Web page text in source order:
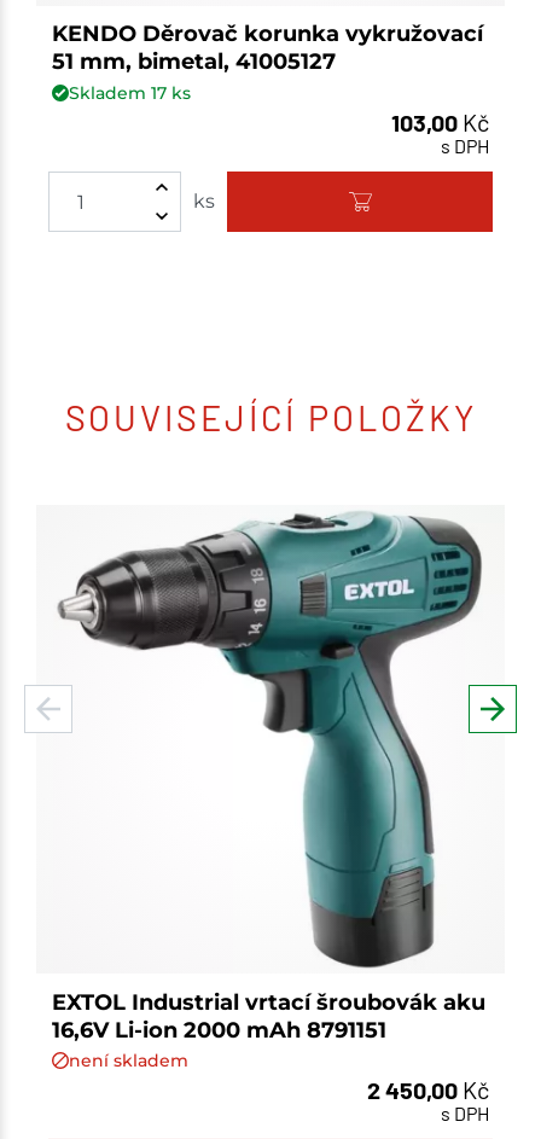
KENDO Děrovač korunka vykružovací
51 mm, bimetal, 41005127
Skladem 17ks
103,00 Kč
s DPH
ks Množství
SOUVISEJÍCÍ POLOŽKY
EXTOL Industrial vrtací šroubovák aku
16,6V Li-ion 2000 mAh 8791151
není skladem
2 450,00 Kč
s DPH